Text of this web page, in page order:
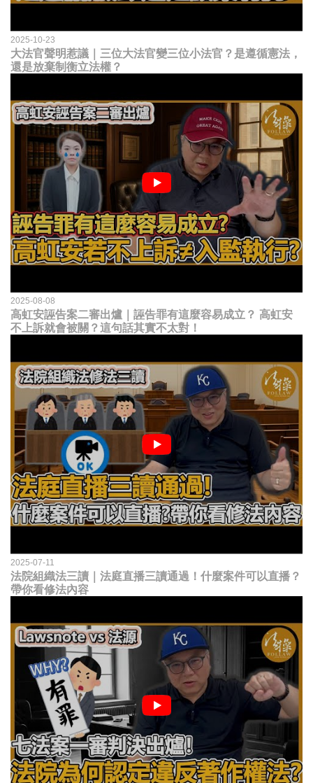
2025-10-23
大法官聲明惹議｜三位大法官變三位小法官？是遵循憲法，
還是放棄制衡立法權？
2025-08-08
高虹安誣告案二審出爐｜誣告罪有這麼容易成立？ 高虹安
不上訴就會被關？這句話其實不太對！
2025-07-11
法院組織法三讀｜法庭直播三讀通過！什麼案件可以直播？
帶你看修法內容